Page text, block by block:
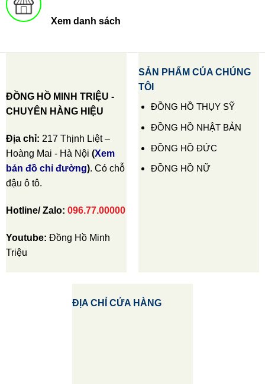
Xem danh sách
ĐỒNG HỒ MINH TRIỆU -
CHUYÊN HÀNG HIỆU
Địa chỉ: 217 Thịnh Liệt –
Hoàng Mai - Hà Nội (Xem
bản đồ chỉ đường). Có chỗ
đậu ô tô.
Hotline/ Zalo: 096.77.00000
Youtube: Đồng Hồ Minh
Triệu
SẢN PHẨM CỦA CHÚNG
TÔI
ĐỒNG HỒ THỤY SỸ
ĐỒNG HỒ NHẬT BẢN
ĐỒNG HỒ ĐỨC
ĐỒNG HỒ NỮ
ĐỊA CHỈ CỬA HÀNG